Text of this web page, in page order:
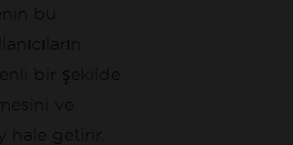
bu
bir şekilde
ve
hale getirir.